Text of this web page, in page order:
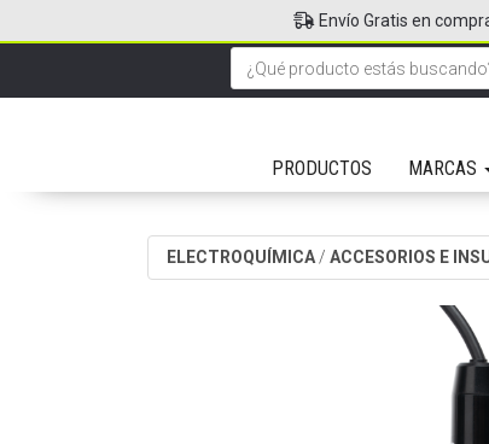
PRODUCTOS MARCAS
Envío Gratis en
ELECTROQUÍMICA / ACCESORIOS E